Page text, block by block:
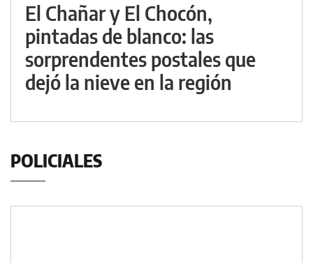
El Chañar y El Chocón,
pintadas de blanco: las
sorprendentes postales que
dejó la nieve en la región
POLICIALES